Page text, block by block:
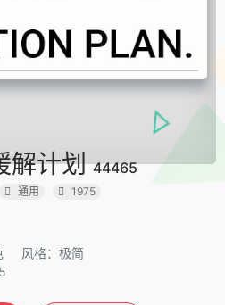
解计划44465
通用 1975
风格：极简